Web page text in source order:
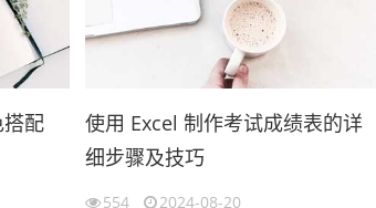
配
使用 Excel 制作考试成绩表的详
细步骤及技巧
554 2024-08-20